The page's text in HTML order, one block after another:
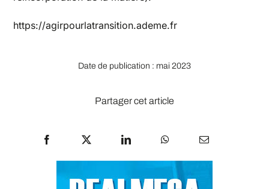
https://agirpourlatransition.ademe.fr
Date de publication : mai 2023
Partager cet article